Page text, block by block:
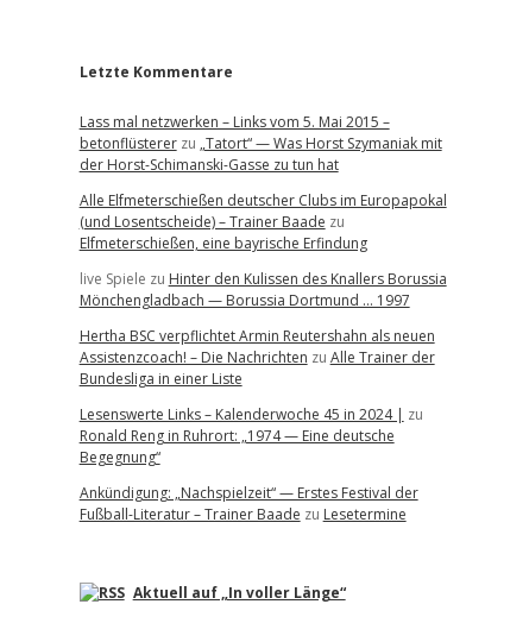
Letzte Kommentare
Lass mal netzwerken – Links vom 5. Mai 2015 –
betonflüstererzu „Tatort“ — Was Horst Szymaniak mit
der Horst-Schimanski-Gasse zu tun hat
Alle Elfmeterschießen deutscher Clubs im Europapokal
(und Losentscheide) – Trainer Baade zu
Elfmeterschießen, eine bayrische Erfindung
live Spiele zu Hinter den Kulissen des Knallers Borussia
Mönchengladbach — Borussia Dortmund … 1997
Hertha BSC verpflichtet Armin Reutershahn als neuen
Assistenzcoach! – Die Nachrichten zu Alle Trainer der
Bundesliga in einer Liste
Lesenswerte Links – Kalenderwoche 45 in 2024 | zu
Ronald Reng in Ruhrort: „1974 — Eine deutsche
Begegnung“
Ankündigung: „Nachspielzeit“ — Erstes Festival der
Fußball-Literatur – Trainer Baade zu Lesetermine
Aktuell auf „In voller Länge“